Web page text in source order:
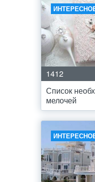
1412
Список
мелочей